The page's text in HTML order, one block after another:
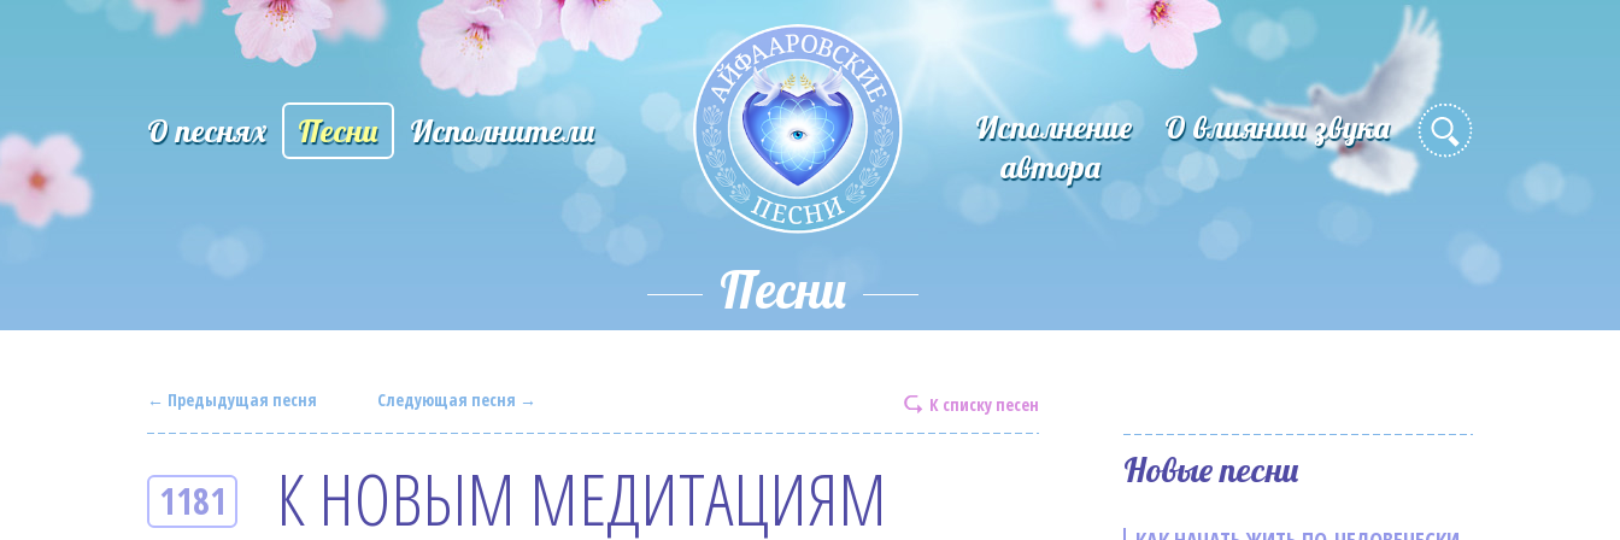
О песнях Песни Исполнители
Исполнение
автора
О влиянии звука
Песни
← Предыдущая песня К списку песен
Следующая песня →
1181
К НОВЫМ МЕДИТАЦИЯМ
Новые песни